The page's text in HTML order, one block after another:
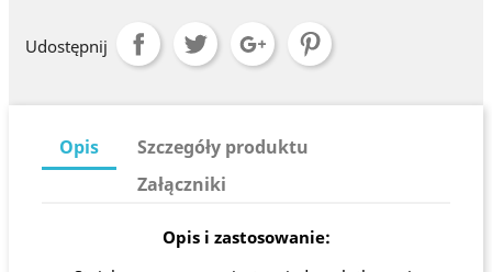
Udostępnij
Opis
Szczegóły produktu
Załączniki
Opis i zastosowanie: